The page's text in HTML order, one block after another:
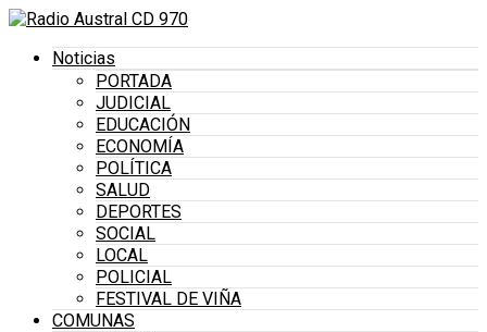
Noticias
PORTADA
JUDICIAL
EDUCACIÓN
ECONOMÍA
POLÍTICA
SALUD
DEPORTES
SOCIAL
LOCAL
POLICIAL
FESTIVAL DE VIÑA
COMUNAS